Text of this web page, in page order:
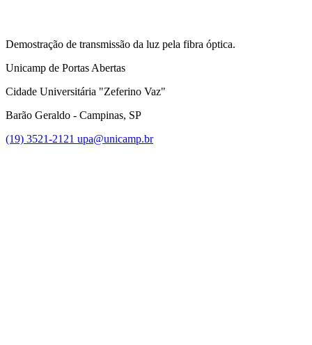
Demostração de transmissão da luz pela fibra óptica.
Unicamp de Portas Abertas
Cidade Universitária "Zeferino Vaz"
Barão Geraldo - Campinas, SP
(19) 3521-2121 upa@unicamp.br